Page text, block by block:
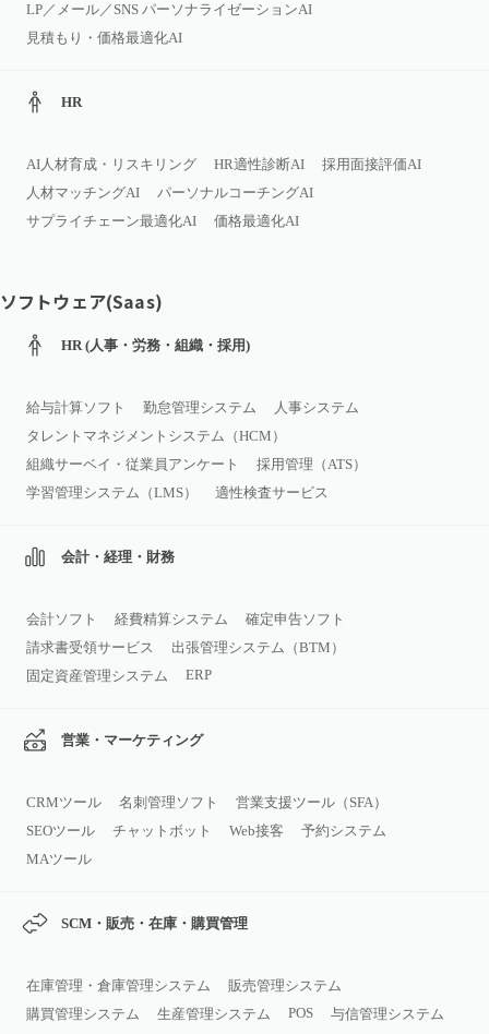
LP／メール／SNS パーソナライゼーションAI
見積もり・価格最適化AI
HR
AI人材育成・リスキリング HR適性診断AI
採用面接評価AI
人材マッチングAI
パーソナルコーチングAI
サプライチェーン最適化AI
価格最適化AI
ソフトウェア(Saas)
HR (人事・労務・組織・採用)
給与計算ソフト 勤怠管理システム
人事システム
タレントマネジメントシステム（HCM）
組織サーベイ・従業員アンケート
採用管理（ATS）
学習管理システム（LMS）
適性検査サービス
会計・経理・財務
会計ソフト 経費精算システム
確定申告ソフト
請求書受領サービス
出張管理システム（BTM）
固定資産管理システム
ERP
営業・マーケティング
CRMツール 名刺管理ソフト
営業支援ツール（SFA）
SEOツール
チャットボット Web接客
予約システム
MAツール
SCM・販売・在庫・購買管理
在庫管理・倉庫管理システム
販売管理システム
購買管理システム
生産管理システム POS 与信管理システム